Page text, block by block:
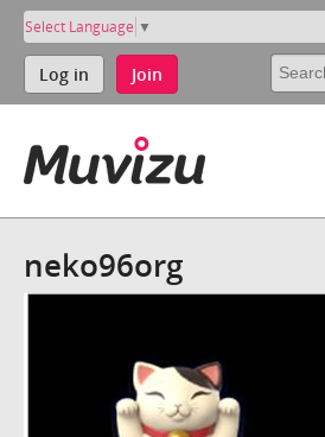
Select Language ▼
Log in Join
neko96org